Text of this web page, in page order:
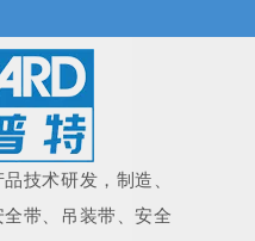
技术研发，制造、
带、吊装带、安全